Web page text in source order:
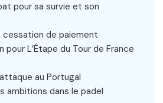
pour sa survie et son
de paiement
L’Étape du Tour de France
au Portugal
ambitions dans le padel